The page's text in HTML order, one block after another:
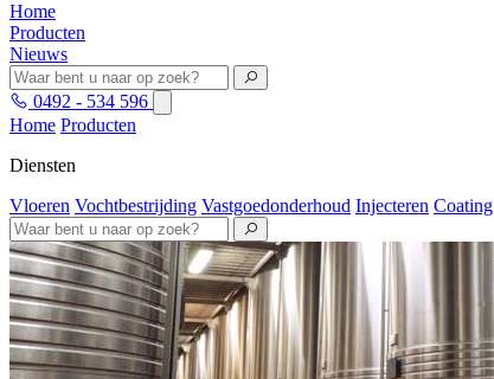
Home
Producten
Nieuws
0492 - 534 596
Home Producten
Diensten
Vloeren Vochtbestrijding Vastgoedonderhoud Injecteren Coating